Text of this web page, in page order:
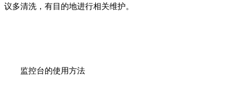
议多清洗，有目的地进行相关维护。
监控台的使用方法